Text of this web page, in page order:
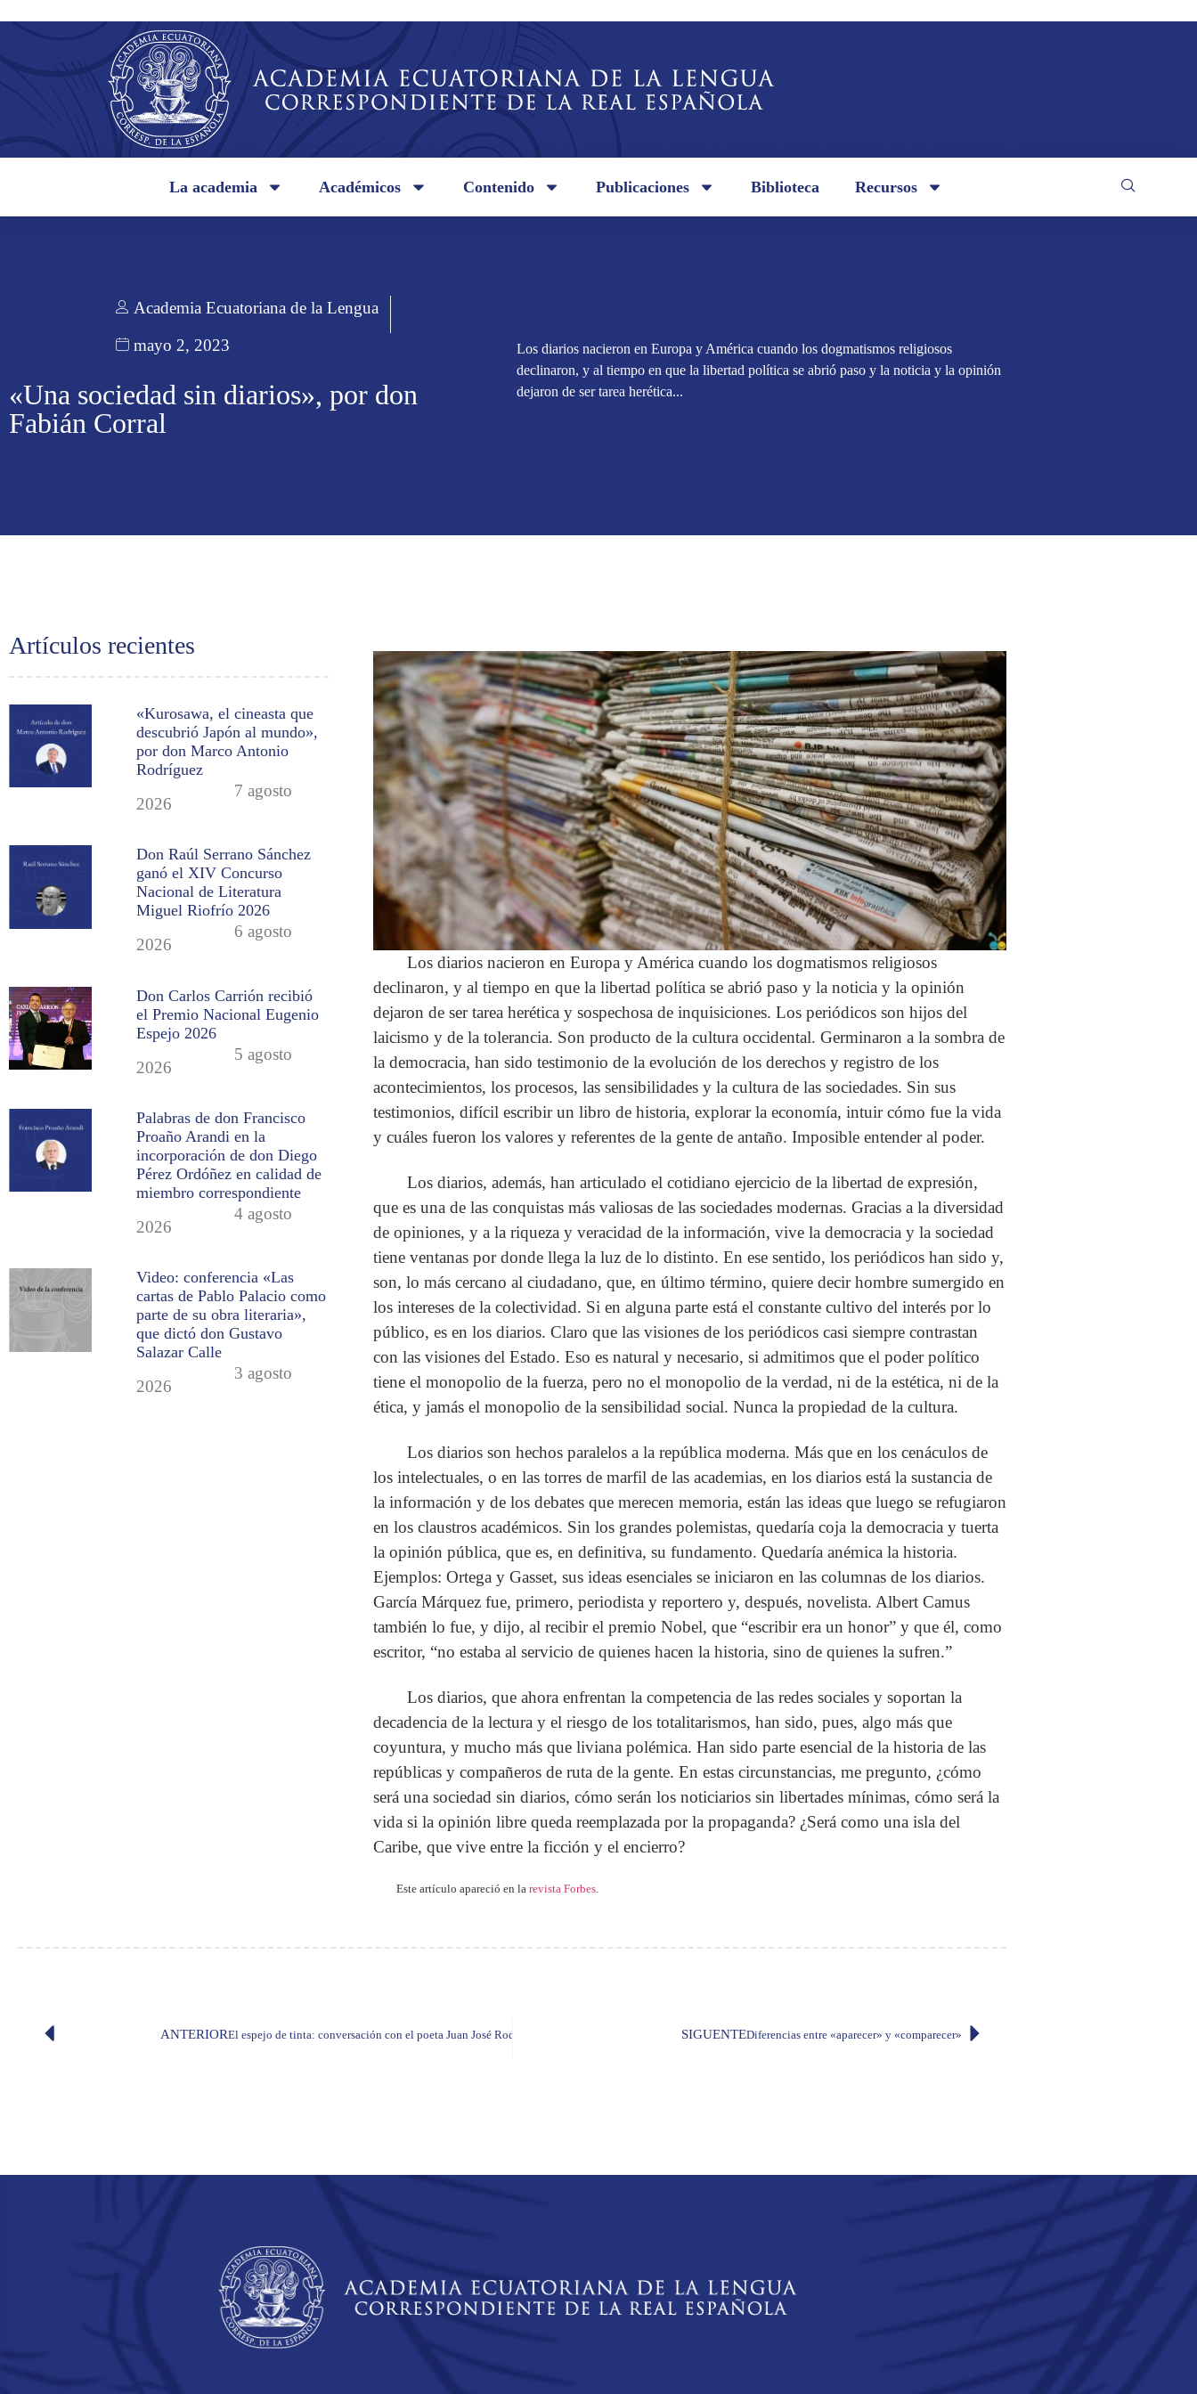
La academia Académicos Contenido Publicaciones Biblioteca Recursos
Academia Ecuatoriana de la Lengua
mayo 2, 2023
«Una sociedad sin diarios», por don
Fabián Corral
Los diarios nacieron en Europa y América cuando los dogmatismos religiosos
declinaron, y al tiempo en que la libertad política se abrió paso y la noticia y la opinión
dejaron de ser tarea herética...
Artículos recientes
«Kurosawa, el cineasta que
descubrió Japón al mundo»,
por don Marco Antonio
Rodríguez
7 agosto
2026
Don Raúl Serrano Sánchez
ganó el XIV Concurso
Nacional de Literatura
Miguel Riofrío 2026
6 agosto
2026
Don Carlos Carrión recibió
el Premio Nacional Eugenio
Espejo 2026
5 agosto
2026
Palabras de don Francisco
Proaño Arandi en la
incorporación de don Diego
Pérez Ordóñez en calidad de
miembro correspondiente
4 agosto
2026
Video: conferencia «Las
cartas de Pablo Palacio como
parte de su obra literaria»,
que dictó don Gustavo
Salazar Calle
3 agosto
2026
Los diarios nacieron en Europa y América cuando los dogmatismos religiosos
declinaron, y al tiempo en que la libertad política se abrió paso y la noticia y la opinión
dejaron de ser tarea herética y sospechosa de inquisiciones. Los periódicos son hijos del
laicismo y de la tolerancia. Son producto de la cultura occidental. Germinaron a la sombra de
la democracia, han sido testimonio de la evolución de los derechos y registro de los
acontecimientos, los procesos, las sensibilidades y la cultura de las sociedades. Sin sus
testimonios, difícil escribir un libro de historia, explorar la economía, intuir cómo fue la vida
y cuáles fueron los valores y referentes de la gente de antaño. Imposible entender al poder.
Los diarios, además, han articulado el cotidiano ejercicio de la libertad de expresión,
que es una de las conquistas más valiosas de las sociedades modernas. Gracias a la diversidad
de opiniones, y a la riqueza y veracidad de la información, vive la democracia y la sociedad
tiene ventanas por donde llega la luz de lo distinto. En ese sentido, los periódicos han sido y,
son, lo más cercano al ciudadano, que, en último término, quiere decir hombre sumergido en
los intereses de la colectividad. Si en alguna parte está el constante cultivo del interés por lo
público, es en los diarios. Claro que las visiones de los periódicos casi siempre contrastan
con las visiones del Estado. Eso es natural y necesario, si admitimos que el poder político
tiene el monopolio de la fuerza, pero no el monopolio de la verdad, ni de la estética, ni de la
ética, y jamás el monopolio de la sensibilidad social. Nunca la propiedad de la cultura.
Los diarios son hechos paralelos a la república moderna. Más que en los cenáculos de
los intelectuales, o en las torres de marfil de las academias, en los diarios está la sustancia de
la información y de los debates que merecen memoria, están las ideas que luego se refugiaron
en los claustros académicos. Sin los grandes polemistas, quedaría coja la democracia y tuerta
la opinión pública, que es, en definitiva, su fundamento. Quedaría anémica la historia.
Ejemplos: Ortega y Gasset, sus ideas esenciales se iniciaron en las columnas de los diarios.
García Márquez fue, primero, periodista y reportero y, después, novelista. Albert Camus
también lo fue, y dijo, al recibir el premio Nobel, que “escribir era un honor” y que él, como
escritor, “no estaba al servicio de quienes hacen la historia, sino de quienes la sufren.”
Los diarios, que ahora enfrentan la competencia de las redes sociales y soportan la
decadencia de la lectura y el riesgo de los totalitarismos, han sido, pues, algo más que
coyuntura, y mucho más que liviana polémica. Han sido parte esencial de la historia de las
repúblicas y compañeros de ruta de la gente. En estas circunstancias, me pregunto, ¿cómo
será una sociedad sin diarios, cómo serán los noticiarios sin libertades mínimas, cómo será la
vida si la opinión libre queda reemplazada por la propaganda? ¿Será como una isla del
Caribe, que vive entre la ficción y el encierro?
Este artículo apareció en la revista Forbes
ANTERIOREl espejo de tinta: conversación con el poeta Juan José Rodinás SIGUENTEDiferencias entre «aparecer» y «comparecer»